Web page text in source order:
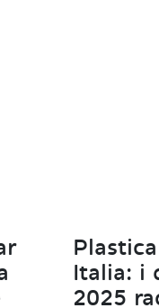
Italia: i
2025